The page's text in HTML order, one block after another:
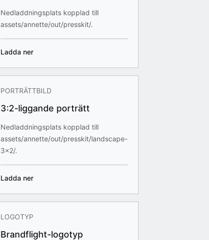
Nedladdningsplats kopplad till
assets/annette/out/presskit/.
Ladda ner
PORTRÄTTBILD
3:2-liggande porträtt
Nedladdningsplats kopplad till
assets/annette/out/presskit/landscape-
3x2/.
Ladda ner
LOGOTYP
Brandflight-logotyp